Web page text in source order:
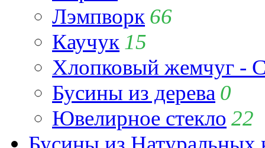
Лэмпворк 66
Каучук 15
Хлопковый жемчуг -
Бусины из дерева 0
Ювелирное стекло 22